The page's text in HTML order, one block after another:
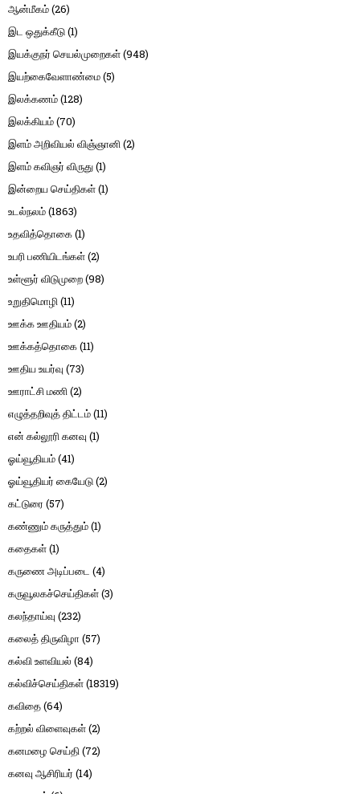
ஆன்மீகம்(26)
இட ஒதுக்கீடு(1)
இயக்குநர் செயல்முறைகள்(948)
இயற்கைவேளாண்மை(5)
இலக்கணம்(128)
இலக்கியம்(70)
இளம் அறிவியல் விஞ்ஞானி(2)
இளம் கவிஞர் விருது(1)
இன்றைய செய்திகள்(1)
உடல்நலம்(1863)
உதவித்தொகை(1)
உபரி பணியிடங்கள்(2)
உள்ளூர் விடுமுறை(98)
உறுதிமொழி(11)
ஊக்க ஊதியம்(2)
ஊக்கத்தொகை(11)
ஊதிய உயர்வு (73)
ஊராட்சி மணி(2)
எழுத்தறிவுத் திட்டம்(11)
என் கல்லூரி கனவு (1)
ஓய்வூதியம்(41)
ஓய்வூதியர் கையேடு(2)
கட்டுரை (57)
கண்ணும் கருத்தும்(1)
கதைகள்(1)
கருணை அடிப்படை (4)
கருவூலகச்செய்திகள்(3)
கலந்தாய்வு (232)
கலைத் திருவிழா (57)
கல்வி உளவியல் (84)
கல்விச்செய்திகள்(18319)
கவிதை(64)
கற்றல் விளைவுகள்(2)
கனமழை செய்தி(72)
கனவு ஆசிரியர் (14)